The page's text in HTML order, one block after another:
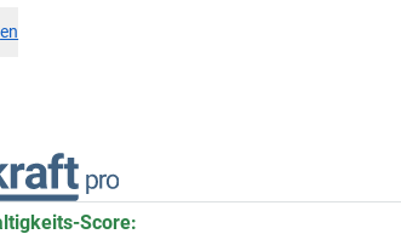
Score: